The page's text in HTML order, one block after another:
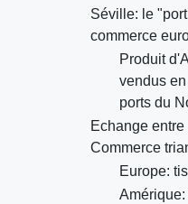
Séville: le
commerce
Produit
vendus
ports du
Echange
Commerce
Europe: